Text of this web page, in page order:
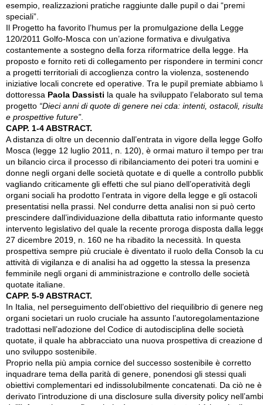
esempio, realizzazioni pratiche raggiunte dalle pupil o dai “premi
speciali”.
Il Progetto ha favorito l’humus per la promulgazione della Legge
120/2011 Golfo-Mosca con un’azione formativa e divulgativa
costantemente a sostegno della forza riformatrice della legge. Ha
proposto e fornito reti di collegamento per rispondere in termini
a progetti territoriali di accoglienza contro la violenza, sostenendo
iniziative locali concrete ed operative. Tra le pupil premiate abbiamo
dottoressa Paola Dassisti la quale ha sviluppato l’elaborato sul tema
progetto “Dieci anni di quote di genere nei cda: intenti, ostacoli,
e prospettive future”
CAPP. 1-4 ABSTRACT.
A distanza di oltre un decennio dall’entrata in vigore della legge
Mosca (legge 12 luglio 2011, n. 120), è ormai maturo il tempo per
un bilancio circa il processo di ribilanciamento dei poteri tra uomini e
donne negli organi delle società quotate e di quelle a controllo
vagliando criticamente gli effetti che sul piano dell’operatività degli
organi sociali ha prodotto l’entrata in vigore della legge e gli ostacoli
presentatisi nella prassi. Nel condurre detta analisi non si può certo
prescindere dall’individuazione della dibattuta ratio informante questo
intervento legislativo del quale la recente proroga disposta dalla
27 dicembre 2019, n. 160 ne ha ribadito la necessità. In questa
prospettiva sempre più cruciale è diventato il ruolo della Consob la
attività di vigilanza e di analisi ha ad oggetto la stessa la presenza
femminile negli organi di amministrazione e controllo delle società
quotate italiane.
CAPP. 5-9 ABSTRACT.
In Italia, nel perseguimento dell’obiettivo del riequilibrio di genere
organi societari un ruolo cruciale ha assunto l’autoregolamentazione
tradottasi nell’adozione del Codice di autodisciplina delle società
quotate, il quale ha abbracciato una nuova prospettiva di creazione
uno sviluppo sostenibile.
Proprio nella più ampia cornice del successo sostenibile è corretto
inquadrare tema della parità di genere, ponendosi gli stessi quali
obiettivi complementari ed indissolubilmente concatenati. Da ciò ne è
derivato l’introduzione di una disclosure sulla diversity policy